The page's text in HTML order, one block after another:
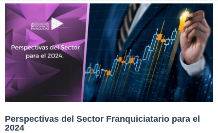
Perspectivas del Sector Franquiciatario para el
2024